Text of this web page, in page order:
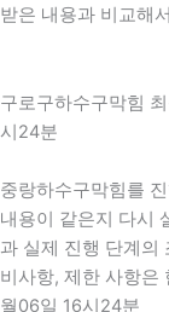
받은 내용과 비교해
구로구하수구막힘
시24분
중랑하수구막힘를
내용이 같은지 다시
과 실제 진행 단계의
비사항, 제한 사항은
월06일 16시24분